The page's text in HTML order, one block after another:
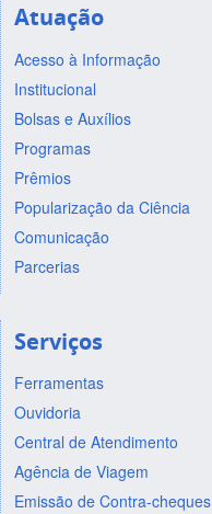
Atuação
Acesso à Informação
Institucional
Bolsas e Auxílios
Programas
Prêmios
Popularização da Ciência
Comunicação
Parcerias
Serviços
Ferramentas
Ouvidoria
Central de Atendimento
Agência de Viagem
Emissão de Contra-cheques